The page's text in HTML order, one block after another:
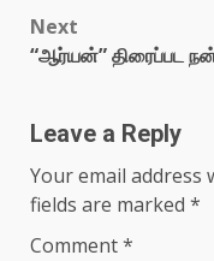
Next
“ஆர்யன்” திரைப்பட
Leave a Reply
Your email address
fields are marked *
Comment*